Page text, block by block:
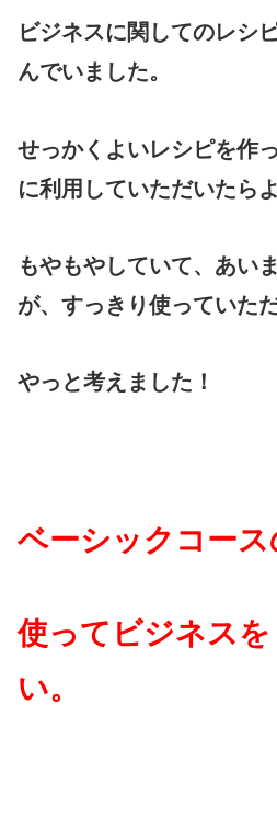
ビジネスに関してのレシ
んでいました。
せっかくよいレシピを作
に利用していただいたら
もやもやしていて、あい
が、すっきり使っていた
やっと考えました！
ベーシックコー
使ってビジネス
い。